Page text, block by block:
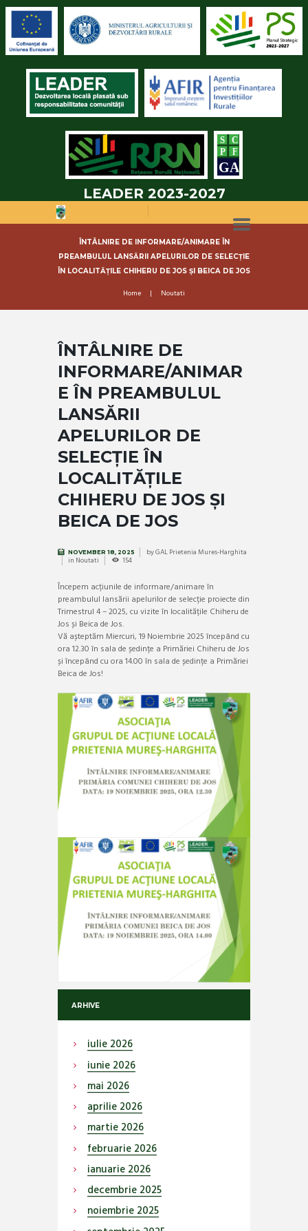
LEADER 2023-2027
ÎNTÂLNIRE DE INFORMARE/ANIMARE ÎN
PREAMBULUL LANSĂRII APELURILOR DE SELECȚIE
ÎN LOCALITĂȚILE CHIHERU DE JOS ȘI BEICA DE JOS
Home Noutati
ÎNTÂLNIRE DE
INFORMARE/ANIMAR
E ÎN PREAMBULUL
LANSĂRII
APELURILOR DE
SELECȚIE ÎN
LOCALITĂȚILE
CHIHERU DE JOS ȘI
BEICA DE JOS
NOVEMBER 18, 2025 byGAL Prietenia Mures-Harghita
in Noutati 154
Începem acțiunile de informare/animare în
preambulul lansării apelurilor de selecție proiecte din
Trimestrul 4 – 2025, cu vizite în localitățile Chiheru de
Jos și Beica de Jos.
Vă așteptăm Miercuri, 19 Noiembrie 2025 începând cu
ora 12.30 în sala de ședințe a Primăriei Chiheru de Jos
și începând cu ora 14.00 în sala de ședințe a Primăriei
Beica de Jos!
ARHIVE
iulie 2026
iunie 2026
mai 2026
aprilie 2026
martie 2026
februarie 2026
ianuarie 2026
decembrie 2025
noiembrie 2025